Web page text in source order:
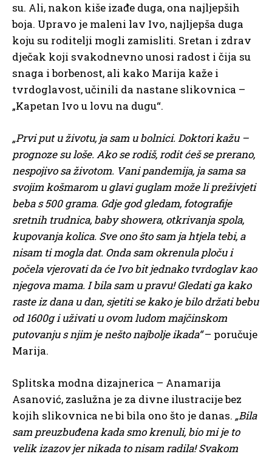
su. Ali, nakon kiše izađe duga, ona najljepših
boja. Upravo je maleni lav Ivo, najljepša duga
koju su roditelji mogli zamisliti. Sretan i zdrav
dječak koji svakodnevno unosi radost i čija su
snaga i borbenost, ali kako Marija kaže i
tvrdoglavost, učinili da nastane slikovnica –
„Kapetan Ivo u lovu na dugu“.
„Prvi put u životu, ja sam u bolnici. Doktori kažu –
prognoze su loše. Ako se rodiš, rodit ćeš se prerano,
nespojivo sa životom. Vani pandemija, ja sama sa
svojim košmarom u glavi guglam može li preživjeti
beba s 500 grama. Gdje god gledam, fotografije
sretnih trudnica, baby showera, otkrivanja spola,
kupovanja kolica. Sve ono što sam ja htjela tebi, a
nisam ti mogla dat. Onda sam okrenula ploču i
počela vjerovati da će Ivo bit jednako tvrdoglav kao
njegova mama. I bila sam u pravu! Gledati ga kako
raste iz dana u dan, sjetiti se kako je bilo držati bebu
od 1600g i uživati u ovom ludom majčinskom
putovanju s njim je nešto najbolje ikada“– poručuje
Marija.
Splitska modna dizajnerica – Anamarija
Asanović, zaslužna je za divne ilustracije bez
kojih slikovnica ne bi bila ono što je danas. „Bila
sam preuzbuđena kada smo krenuli, bio mi je to
velik izazov jer nikada to nisam radila! Svakom